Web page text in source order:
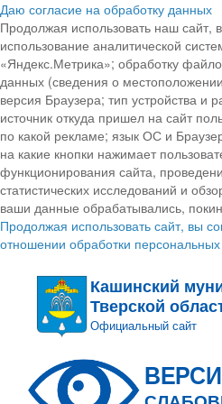
Даю согласие на обработку данных
Продолжая использовать наш сайт,
использование аналитической
«Яндекс.Метрика»; обработку
данных (сведения о
версия Браузера; тип устройства и
источник откуда пришел на сайт
по какой рекламе; язык ОС и
на какие кнопки нажимает
функционирования сайта,
статистических исследований и
ваши данные обрабатывались,
Продолжая использовать сайт, вы
отношении обработки